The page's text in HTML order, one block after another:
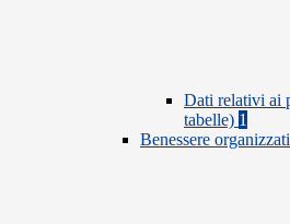
Dati relativi ai
tabelle) 1
Benessere